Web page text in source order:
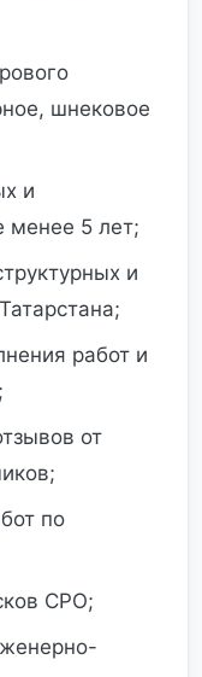
шнековое
и
менее 5 лет;
и
работ и
от
по
СРО;